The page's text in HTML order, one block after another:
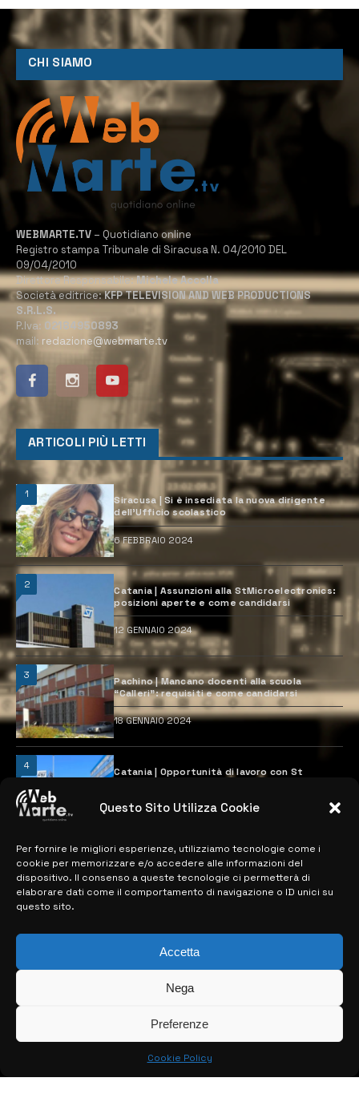
Questo Sito Utilizza Cookie
Per fornire le migliori esperienze, utilizziamo tecnologie come i
cookie per memorizzare e/o accedere alle informazioni del
dispositivo. Il consenso a queste tecnologie ci permetterà di
elaborare dati come il comportamento di navigazione o ID unici su
questo sito.
Accetta
Nega
Preferenze
Cookie Policy
CHI SIAMO
WEBMARTE.TV – Quotidiano online
Registro stampa Tribunale di Siracusa N. 04/2010 DEL
09/04/2010
Direttore Responsabile:Michele Accolla
Società editrice:KFP TELEVISION AND WEB PRODUCTIONS
S.R.L.S.
P.Iva: 02184950893
mail: redazione@webmarte.tv
ARTICOLI PIÙ LETTI
1
Siracusa | Si è insediata la nuova dirigente
dell’Ufficio scolastico
6 FEBBRAIO 2024
2
Catania | Assunzioni alla StMicroelectronics:
posizioni aperte e come candidarsi
12 GENNAIO 2024
3
Pachino | Mancano docenti alla scuola
“Calleri”: requisiti e come candidarsi
18 GENNAIO 2024
4
Catania | Opportunità di lavoro con St
28 MARZO 2024
MAPPA DEL SITO
> NOTIZIE
> CONTATTI